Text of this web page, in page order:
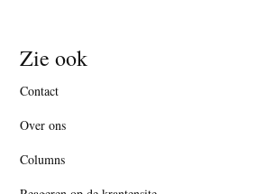
Zie ook
Contact
Over ons
Columns